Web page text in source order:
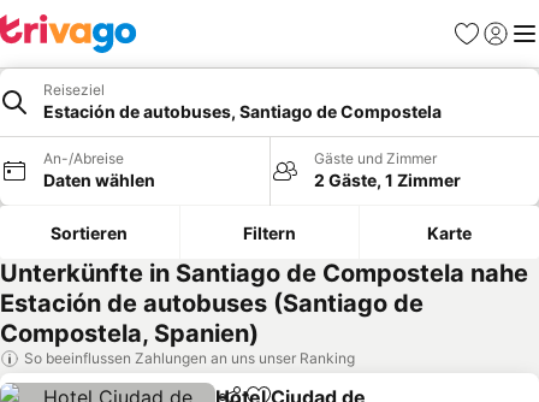
Favoriten
Reiseziel
Estación de autobuses, Santiago de Compostela
An-/Abreise
Daten wählen
Gäste und Zimmer
2 Gäste, 1 Zimmer
Sortieren Filtern Karte
Unterkünfte in Santiago de Compostela nahe
Estación de autobuses (Santiago de
Compostela, Spanien)
So beeinflussen Zahlungen an uns unser Ranking
Hotel Ciudad de